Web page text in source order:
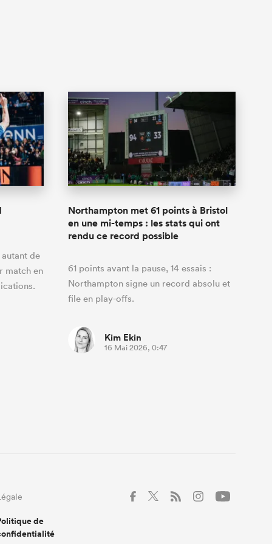
de
match en
Northampton met 61 points à Bristol
en une mi-temps : les stats qui ont
rendu ce record possible
61 points avant la pause, 14 essais :
Northampton signe un record absolu et
file en play-offs.
Kim Ekin
16 Mai 2026, 0:47
de